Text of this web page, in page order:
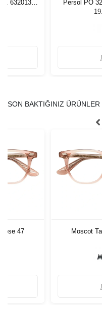
632013
Persol PO
SON BAKTIĞINIZ ÜRÜNLER
47
Moscot